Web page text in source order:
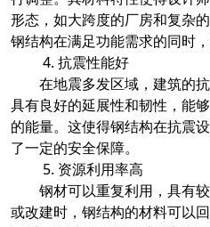
形态，如大跨度的厂房和复杂
钢结构在满足功能需求的同时
4. 抗震性能好
在地震多发区域，建筑的
具有良好的延展性和韧性，能
的能量。这使得钢结构在抗震
了一定的安全保障。
5. 资源利用率高
钢材可以重复利用，具有
或改建时，钢结构的材料可以